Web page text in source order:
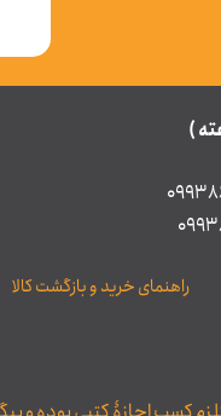
راهنمای خرید و بازگشت کالا